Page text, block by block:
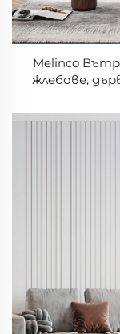
Melinco
жлебове,
–